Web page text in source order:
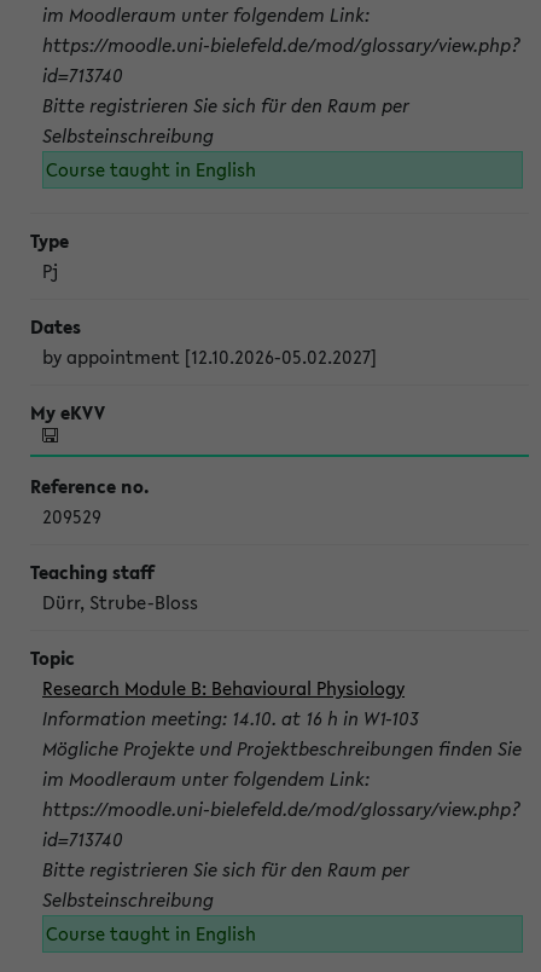
im Moodleraum unter folgendem Link:
https://moodle.uni-bielefeld.de/mod/glossary/view.php?
id=713740
Bitte registrieren Sie sich für den Raum per
Selbsteinschreibung
Course taught in English
Pj
by appointment [12.10.2026-05.02.2027]
209529
Dürr, Strube-Bloss
Research Module B: Behavioural Physiology
Information meeting: 14.10. at 16 h in W1-103
Mögliche Projekte und Projektbeschreibungen finden Sie
im Moodleraum unter folgendem Link:
https://moodle.uni-bielefeld.de/mod/glossary/view.php?
id=713740
Bitte registrieren Sie sich für den Raum per
Selbsteinschreibung
Course taught in English